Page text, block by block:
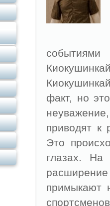
факт, но
приводят к
Это
глазах. На
примыкают